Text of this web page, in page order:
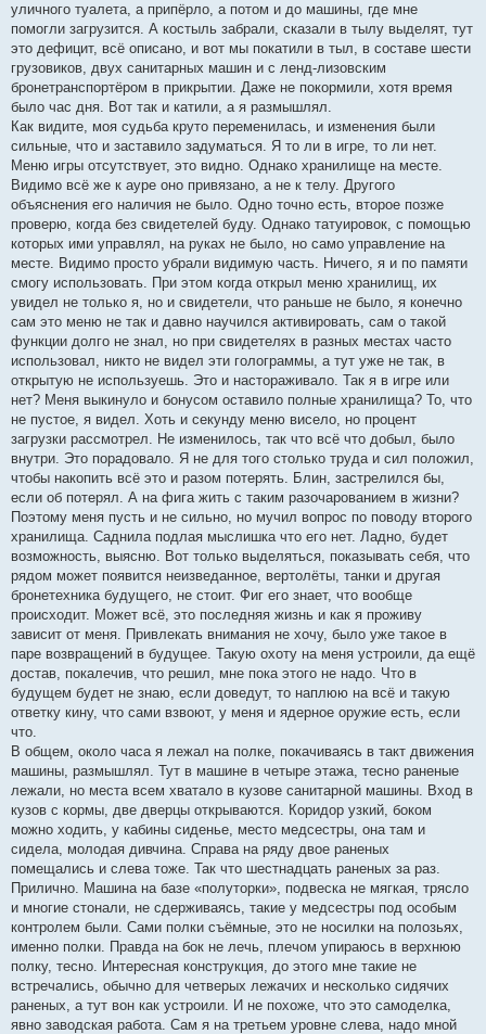
уличного туалета, а припёрло, а потом и до машины, где мне
помогли загрузится. А костыль забрали, сказали в тылу выделят, тут
это дефицит, всё описано, и вот мы покатили в тыл, в составе шести
грузовиков, двух санитарных машин и с ленд-лизовским
бронетранспортёром в прикрытии. Даже не покормили, хотя время
было час дня. Вот так и катили, а я размышлял.
Как видите, моя судьба круто переменилась, и изменения были
сильные, что и заставило задуматься. Я то ли в игре, то ли нет.
Меню игры отсутствует, это видно. Однако хранилище на месте.
Видимо всё же к ауре оно привязано, а не к телу. Другого
объяснения его наличия не было. Одно точно есть, второе позже
проверю, когда без свидетелей буду. Однако татуировок, с помощью
которых ими управлял, на руках не было, но само управление на
месте. Видимо просто убрали видимую часть. Ничего, я и по памяти
смогу использовать. При этом когда открыл меню хранилищ, их
увидел не только я, но и свидетели, что раньше не было, я конечно
сам это меню не так и давно научился активировать, сам о такой
функции долго не знал, но при свидетелях в разных местах часто
использовал, никто не видел эти голограммы, а тут уже не так, в
открытую не используешь. Это и настораживало. Так я в игре или
нет? Меня выкинуло и бонусом оставило полные хранилища? То, что
не пустое, я видел. Хоть и секунду меню висело, но процент
загрузки рассмотрел. Не изменилось, так что всё что добыл, было
внутри. Это порадовало. Я не для того столько труда и сил положил,
чтобы накопить всё это и разом потерять. Блин, застрелился бы,
если об потерял. А на фига жить с таким разочарованием в жизни?
Поэтому меня пусть и не сильно, но мучил вопрос по поводу второго
хранилища. Саднила подлая мыслишка что его нет. Ладно, будет
возможность, выясню. Вот только выделяться, показывать себя, что
рядом может появится неизведанное, вертолёты, танки и другая
бронетехника будущего, не стоит. Фиг его знает, что вообще
происходит. Может всё, это последняя жизнь и как я проживу
зависит от меня. Привлекать внимания не хочу, было уже такое в
паре возвращений в будущее. Такую охоту на меня устроили, да ещё
достав, покалечив, что решил, мне пока этого не надо. Что в
будущем будет не знаю, если доведут, то наплюю на всё и такую
ответку кину, что сами взвоют, у меня и ядерное оружие есть, если
что.
В общем, около часа я лежал на полке, покачиваясь в такт движения
машины, размышлял. Тут в машине в четыре этажа, тесно раненые
лежали, но места всем хватало в кузове санитарной машины. Вход в
кузов с кормы, две дверцы открываются. Коридор узкий, боком
можно ходить, у кабины сиденье, место медсестры, она там и
сидела, молодая дивчина. Справа на ряду двое раненых
помещались и слева тоже. Так что шестнадцать раненых за раз.
Прилично. Машина на базе «полуторки», подвеска не мягкая, трясло
и многие стонали, не сдерживаясь, такие у медсестры под особым
контролем были. Сами полки съёмные, это не носилки на полозьях,
именно полки. Правда на бок не лечь, плечом упираюсь в верхнюю
полку, тесно. Интересная конструкция, до этого мне такие не
встречались, обычно для четверых лежачих и несколько сидячих
раненых, а тут вон как устроили. И не похоже, что это самоделка,
явно заводская работа. Сам я на третьем уровне слева, надо мной